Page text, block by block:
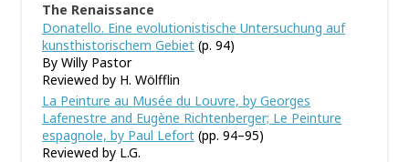
The Renaissance
Donatello. Eine evolutionistische Untersuchung auf
kunsthistorischem Gebiet (p. 94)
By Willy Pastor
Reviewed by H. Wölfflin
La Peinture au Musée du Louvre, by Georges
Lafenestre and Eugène Richtenberger; Le Peinture
espagnole, by Paul Lefort (pp. 94–95)
Reviewed by L.G.